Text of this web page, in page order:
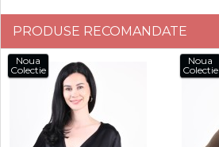
PRODUSE RECOMANDATE
Noua
Colectie
Noua
Colectie